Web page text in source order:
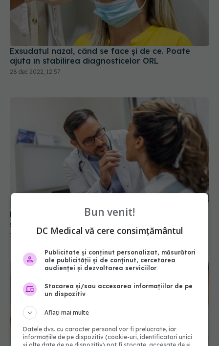
Exsudatul nazal, când se face și de ce. Poate
ajuta în stabilirea diagnosticelor ORL
28 dec 2022, 12:57
Exsudatul faringian: când se face și de ce. Care
sunt virusurile și bacteriile depistate în exsudat
28 dec 2022, 08:30
Bun venit!
DC Medical vă cere consimțământul
Publicitate și conținut personalizat, măsurători
ale publicității și de conținut, cercetarea
audienței și dezvoltarea serviciilor
Stocarea și/sau accesarea informațiilor de pe
un dispozitiv
Aflați mai multe
Datele dvs. cu caracter personal vor fi prelucrate, iar
informațiile de pe dispozitiv (cookie-uri, identificatori unici